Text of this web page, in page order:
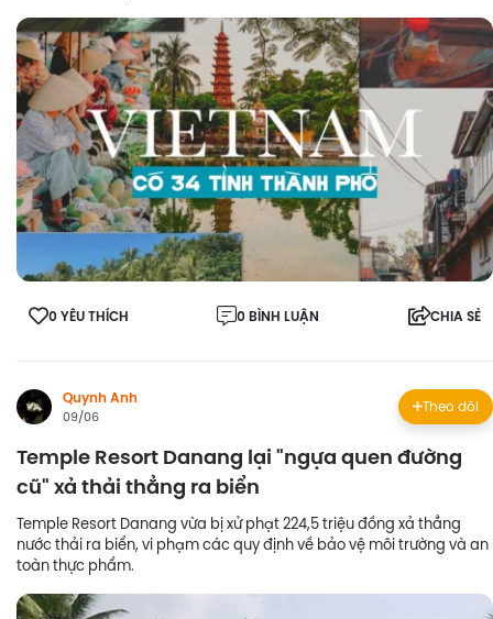
0 YÊU THÍCH 0 BÌNH LUẬN CHIA SẺ
Quynh Anh
09/06
Theo dõi
Temple Resort Danang lại "ngựa quen đường
cũ" xả thải thẳng ra biển
Temple Resort Danang vừa bị xử phạt 224,5 triệu đồng xả thẳng
nước thải ra biển, vi phạm các quy định về bảo vệ môi trường và an
toàn thực phẩm.